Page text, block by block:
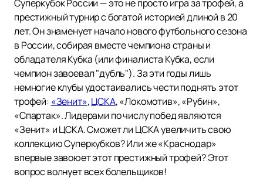
Суперкубок России — это не просто игра за трофей, а
престижный турнир с богатой историей длиной в 20
лет. Он знаменует начало нового футбольного сезона
в России, собирая вместе чемпиона страны и
обладателя Кубка (или финалиста Кубка, если
чемпион завоевал "дубль"). За эти годы лишь
немногие клубы удостаивались чести поднять этот
трофей: «Зенит»,ЦСКА, «Локомотив», «Рубин»,
«Спартак». Лидерами по числу побед являются
«Зенит» и ЦСКА. Сможет ли ЦСКА увеличить свою
коллекцию Суперкубков? Или же «Краснодар»
впервые завоюет этот престижный трофей? Этот
вопрос волнует всех болельщиков!